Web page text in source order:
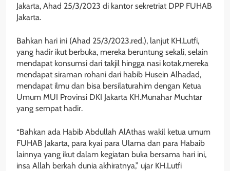
Jakarta, Ahad 25/3/2023 di kantor sekretriat DPP FUHAB
Jakarta.
Bahkan hari ini (Ahad 25/3/2023.red.), lanjut KH.Lutfi,
yang hadir ikut berbuka, mereka beruntung sekali, selain
mendapat konsumsi dari takjil hingga nasi kotak,mereka
mendapat siraman rohani dari habib Husein Alhadad,
mendapat ilmu dan bisa bersilaturahim dengan Ketua
Umum MUI Provinsi DKI Jakarta KH.Munahar Muchtar
yang sempat hadir.
“Bahkan ada Habib Abdullah AlAthas wakil ketua umum
FUHAB Jakarta, para kyai para Ulama dan para Habaib
lainnya yang ikut dalam kegiatan buka bersama hari ini,
insa Allah berkah dunia akhiratnya,” ujar KH.Lutfi